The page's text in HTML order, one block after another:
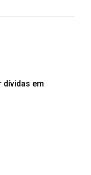
dívidas em